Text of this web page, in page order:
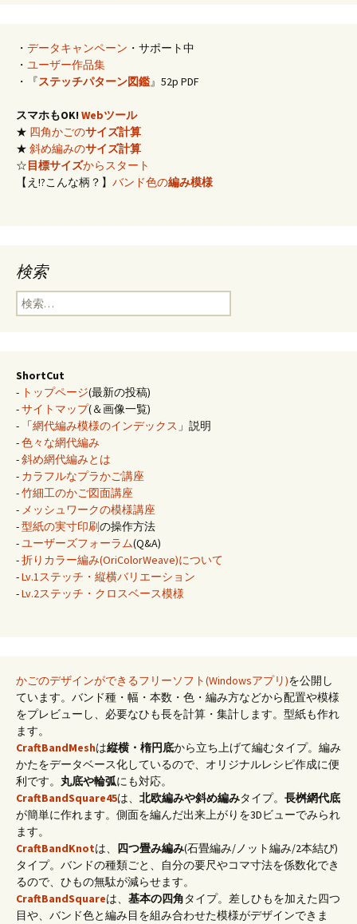
・ データキャンペーン ・サポート中
・ ユーザー作品集
・『ステッチパターン図鑑』52p PDF
スマホもOK! Webツール
★ 四角かごのサイズ計算
★ 斜め編みのサイズ計算
☆目標サイズからスタート
【え!?こんな柄？】 バンド色の編み模様
検索
検
索:
ShortCut
- トップページ(最新の投稿)
-サイトマップ(＆画像一覧)
- 「網代編み模様のインデックス 」説明
-色々な網代編み
-斜め網代編みとは
- カラフルなプラかご講座
-竹細工のかご図面講座
- メッシュワークの模様講座
-型紙の実寸印刷の操作方法
-ユーザーズフォーラム(Q&A)
-折りカラー編み(OriColorWeave)について
-Lv.1ステッチ・縦横バリエーション
-Lv.2ステッチ・クロスベース模様
かごのデザインができるフリーソフト(Windowsアプリ)を公開し
ています。バンド種・幅・本数・色・編み方などから配置や模様
をプレビューし、必要なひも長を計算・集計します。型紙も作れ
ます。
CraftBandMeshは縦横・楕円底から立ち上げて編むタイプ。編み
かたをデータベース化しているので、オリジナルレシピ作成に便
利です。 丸底や輪弧にも対応。
CraftBandSquare45は、 北欧編みや斜め編みタイプ。 長桝網代底
が簡単に作れます。側面を編んだ出来上がりを3Dビューでみられ
ます。
CraftBandKnotは、 四つ畳み編み(石畳編み/ノット編み/2本結び)
タイプ。バンドの種類ごと、自分の要尺やコマ寸法を係数化でき
るので、ひもの無駄が減らせます。
CraftBandSquareは、 基本の四角タイプ。差しひもを加えた四つ
目や、バンド色と編み目を組み合わせた模様がデザインできま